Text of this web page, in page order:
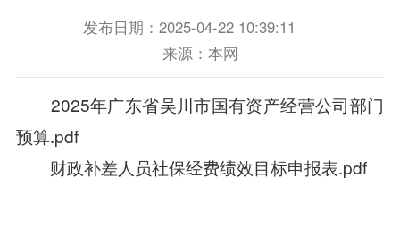
发布日期：2025-04-22 10:39:11
来源：本网
2025年广东省吴川市国有资产经营公司部门
预算.pdf
财政补差人员社保经费绩效目标申报表.pdf